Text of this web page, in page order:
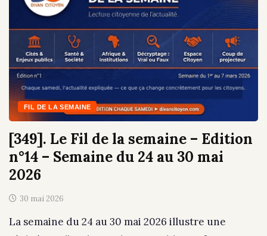
FIL DE LA SEMAINE
[349]. Le Fil de la semaine – Edition
n°14 – Semaine du 24 au 30 mai
2026
30 mai 2026
La semaine du 24 au 30 mai 2026 illustre une